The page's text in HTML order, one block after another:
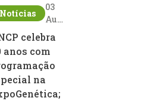
Notícias
03
Aug
celebra
anos com
na